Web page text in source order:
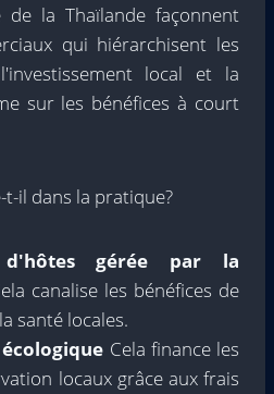
de la Thaïlande façonnent
qui hiérarchisent les
local et la
sur les bénéfices à court
il dans la pratique?
gérée par la
canalise les bénéfices de
santé locales.
Cela finance les
locaux grâce aux frais